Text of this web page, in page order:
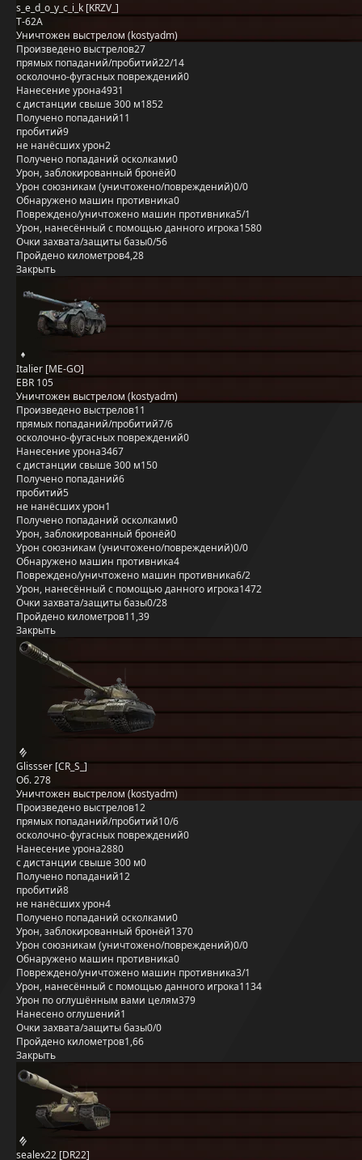
s_e_d_o_y_c_i_k [KRZV_]
Т-62А
Уничтожен выстрелом (kostyadm)
Произведено выстрелов27
прямых попаданий/пробитий22/14
осколочно-фугасных повреждений0
Нанесение урона4931
с дистанции свыше 300 м1852
Получено попаданий11
пробитий9
не нанёсших урон2
Получено попаданий осколками0
Урон, заблокированный бронёй0
Урон союзникам (уничтожено/повреждений)0/0
Обнаружено машин противника0
Повреждено/уничтожено машин противника5/1
Урон, нанесённый с помощью данного игрока1580
Очки захвата/защиты базы0/56
Пройдено километров4,28
Закрыть
Italier [ME-GO]
EBR 105
Уничтожен выстрелом (kostyadm)
Произведено выстрелов11
прямых попаданий/пробитий7/6
осколочно-фугасных повреждений0
Нанесение урона3467
с дистанции свыше 300 м150
Получено попаданий6
пробитий5
не нанёсших урон1
Получено попаданий осколками0
Урон, заблокированный бронёй0
Урон союзникам (уничтожено/повреждений)0/0
Обнаружено машин противника4
Повреждено/уничтожено машин противника6/2
Урон, нанесённый с помощью данного игрока1472
Очки захвата/защиты базы0/28
Пройдено километров11,39
Закрыть
Glissser [CR_S_]
Об. 278
Уничтожен выстрелом (kostyadm)
Произведено выстрелов12
прямых попаданий/пробитий10/6
осколочно-фугасных повреждений0
Нанесение урона2880
с дистанции свыше 300 м0
Получено попаданий12
пробитий8
не нанёсших урон4
Получено попаданий осколками0
Урон, заблокированный бронёй1370
Урон союзникам (уничтожено/повреждений)0/0
Обнаружено машин противника0
Повреждено/уничтожено машин противника3/1
Урон, нанесённый с помощью данного игрока1134
Урон по оглушённым вами целям379
Нанесено оглушений1
Очки захвата/защиты базы0/0
Пройдено километров1,66
Закрыть
sealex22 [DR22]